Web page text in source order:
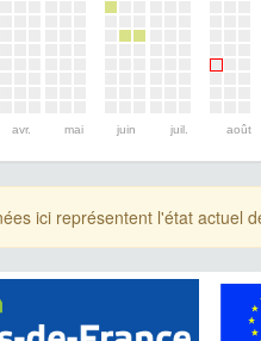
avr. mai juin juil. août
ici représentent l'état actuel